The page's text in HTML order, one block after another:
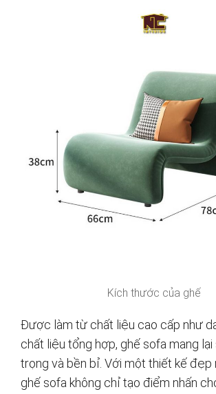
Kích thước của ghế
Được làm từ chất liệu cao cấp như
chất liệu tổng hợp, ghế sofa mang lại
trọng và bền bỉ. Với một thiết kế đẹp
ghế sofa không chỉ tạo điểm nhấn